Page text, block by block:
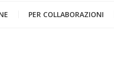
PER COLLABORAZIONI